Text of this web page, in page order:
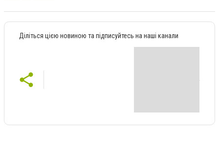
Діліться цією новиною та підписуйтесь на наші канали